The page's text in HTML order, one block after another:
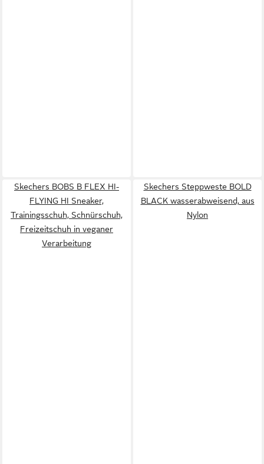
Skechers BOBS B FLEX HI-
FLYING HI Sneaker,
Trainingsschuh, Schnürschuh,
Freizeitschuh in veganer
Verarbeitung
Skechers Steppweste BOLD
BLACK wasserabweisend, aus
Nylon